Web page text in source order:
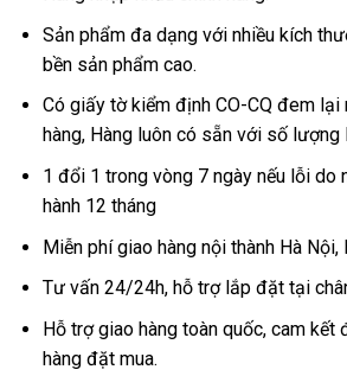
Sản phẩm đa dạng với nhiều kích
bền sản phẩm cao.
Có giấy tờ kiểm định CO-CQ đem lại
hàng, Hàng luôn có sẵn với số lượng
1 đổi 1 trong vòng 7 ngày nếu lỗi do
hành 12 tháng
Miễn phí giao hàng nội thành Hà Nội,
Tư vấn 24/24h, hỗ trợ lắp đặt tại
Hỗ trợ giao hàng toàn quốc, cam kết
hàng đặt mua.